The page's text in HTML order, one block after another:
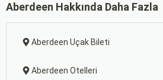
Aberdeen Hakkında Daha Fazla
Aberdeen Uçak Bileti
Aberdeen Otelleri